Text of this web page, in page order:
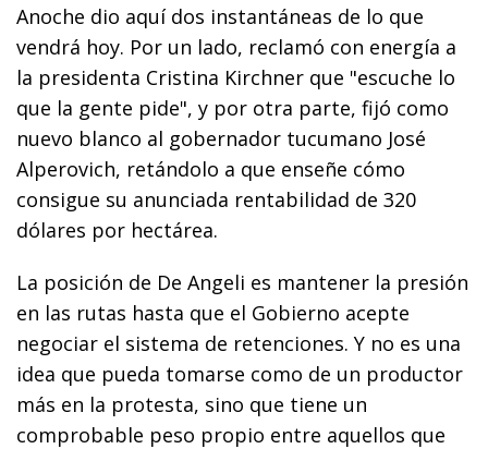
Anoche dio aquí dos instantáneas de lo que
vendrá hoy. Por un lado, reclamó con energía a
la presidenta Cristina Kirchner que "escuche lo
que la gente pide", y por otra parte, fijó como
nuevo blanco al gobernador tucumano José
Alperovich, retándolo a que enseñe cómo
consigue su anunciada rentabilidad de 320
dólares por hectárea.
La posición de De Angeli es mantener la presión
en las rutas hasta que el Gobierno acepte
negociar el sistema de retenciones. Y no es una
idea que pueda tomarse como de un productor
más en la protesta, sino que tiene un
comprobable peso propio entre aquellos que